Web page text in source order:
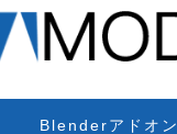
Blenderアドオン